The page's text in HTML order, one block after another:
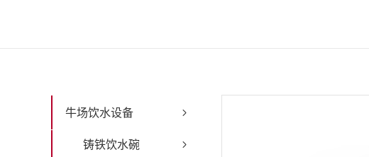
牛场饮水设备
铸铁饮水碗